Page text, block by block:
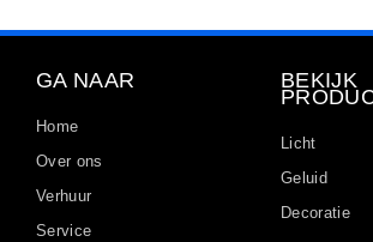
GA NAAR
Home
Over ons
Verhuur
Service
BEKIJK
Licht
Geluid
Decoratie